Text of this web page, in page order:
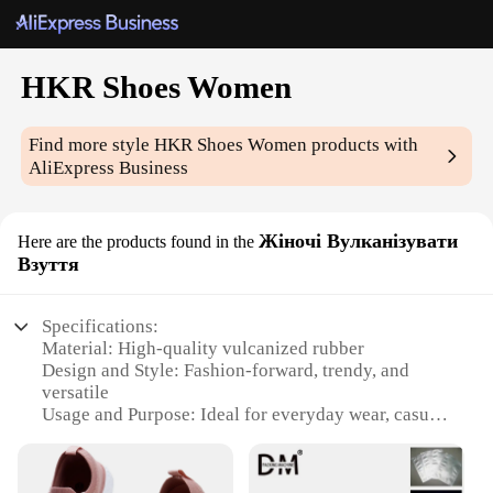
HKR Shoes Women
Find more styleHKR Shoes Women products with
AliExpress Business
Here are the products found in the Жіночі Вулканізувати
Взуття
Specifications:
Material: High-quality vulcanized rubber
Design and Style: Fashion-forward, trendy, and
versatile
Usage and Purpose: Ideal for everyday wear, casual
Typical Adaptive Scenario: Perfect for urban
environments, outdoor activities, and social